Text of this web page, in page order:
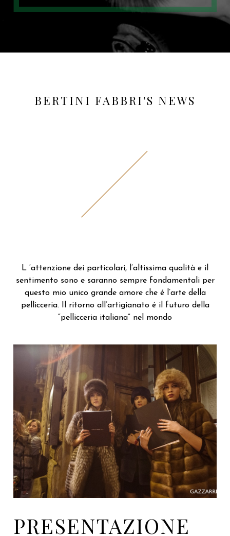
BERTINI FABBRI'S NEWS
L ‘attenzione dei particolari, l’altissima qualità e il
sentimento sono e saranno sempre fondamentali per
questo mio unico grande amore che é l’arte della
pellicceria. Il ritorno all’artigianato é il futuro della
“pellicceria italiana” nel mondo
PRESENTAZIONE